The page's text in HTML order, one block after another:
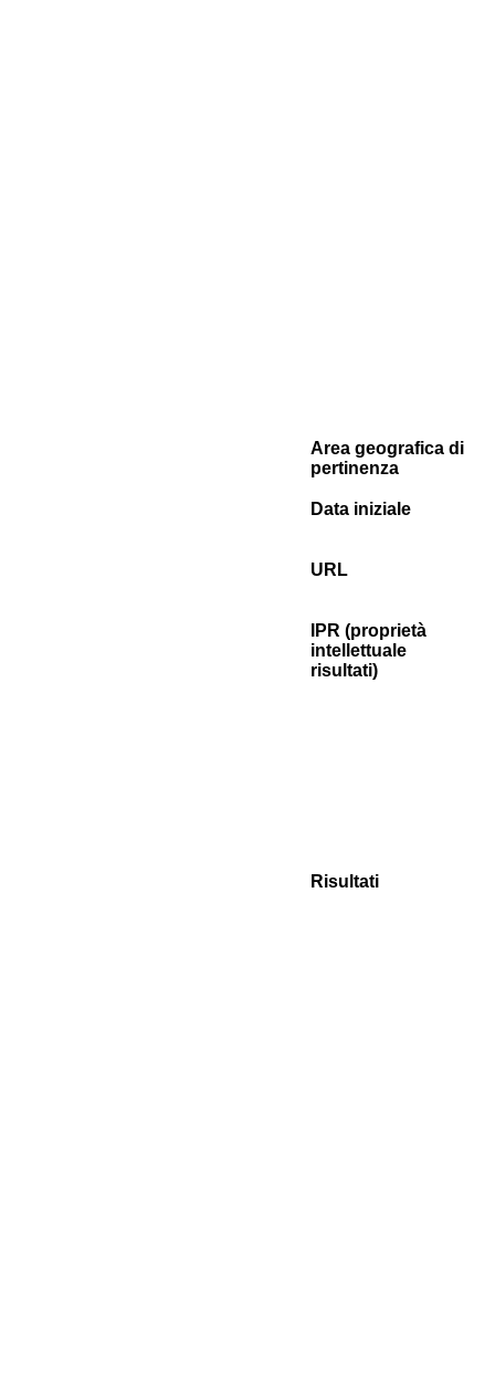
Area geografica di
pertinenza
Data iniziale
URL
IPR (proprietà
intellettuale
risultati)
Risultati